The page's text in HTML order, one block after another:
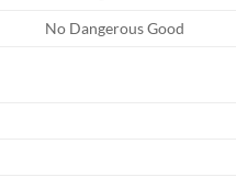
No Dangerous Good